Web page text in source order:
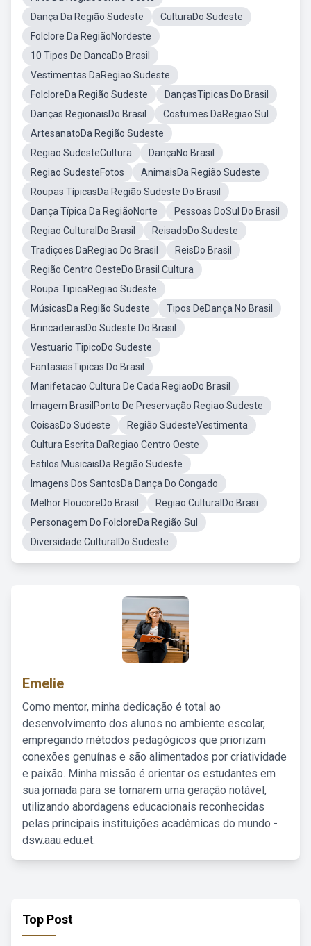
Dança Da Região Sudeste
CulturaDo Sudeste
Folclore Da RegiãoNordeste
10 Tipos De DancaDo Brasil
Vestimentas DaRegiao Sudeste
FolcloreDa Região Sudeste
DançasTipicas Do Brasil
Danças RegionaisDo Brasil
Costumes DaRegiao Sul
ArtesanatoDa Região Sudeste
Regiao SudesteCultura
DançaNo Brasil
Regiao SudesteFotos
AnimaisDa Região Sudeste
Roupas TípicasDa Região Sudeste Do Brasil
Dança Típica Da RegiãoNorte
Pessoas DoSul Do Brasil
Regiao CulturalDo Brasil
ReisadoDo Sudeste
Tradiçoes DaRegiao Do Brasil
ReisDo Brasil
Região Centro OesteDo Brasil Cultura
Roupa TipicaRegiao Sudeste
MúsicasDa Região Sudeste
Tipos DeDança No Brasil
BrincadeirasDo Sudeste Do Brasil
Vestuario TipicoDo Sudeste
FantasiasTipicas Do Brasil
Manifetacao Cultura De Cada RegiaoDo Brasil
Imagem BrasilPonto De Preservação Regiao Sudeste
CoisasDo Sudeste
Região SudesteVestimenta
Cultura Escrita DaRegiao Centro Oeste
Estilos MusicaisDa Região Sudeste
Imagens Dos SantosDa Dança Do Congado
Melhor FloucoreDo Brasil
Regiao CulturalDo Brasi
Personagem Do FolcloreDa Região Sul
Diversidade CulturalDo Sudeste
Emelie
Como mentor, minha dedicação é total ao
desenvolvimento dos alunos no ambiente escolar,
empregando métodos pedagógicos que priorizam
conexões genuínas e são alimentados por criatividade
e paixão. Minha missão é orientar os estudantes em
sua jornada para se tornarem uma geração notável,
utilizando abordagens educacionais reconhecidas
pelas principais instituições acadêmicas do mundo -
dsw.aau.edu.et.
Top Post